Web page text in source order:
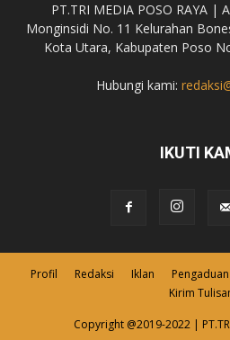
PT.TRI MEDIA POSO RAYA |
Monginsidi No. 11 Kelurahan
Kota Utara, Kabupaten Poso
Hubungi kami:
IKUTI
Profil Redaksi Iklan Pengaduan
Kirim
Copyright @2019-2022 |